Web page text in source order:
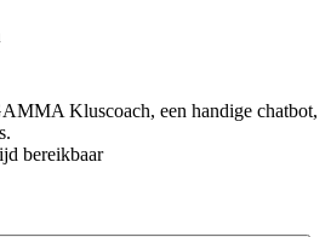
Kluscoach, een handige chatbot,
bereikbaar